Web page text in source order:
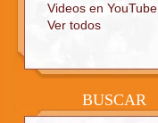
Videos en YouTube
Ver todos
BUSCAR